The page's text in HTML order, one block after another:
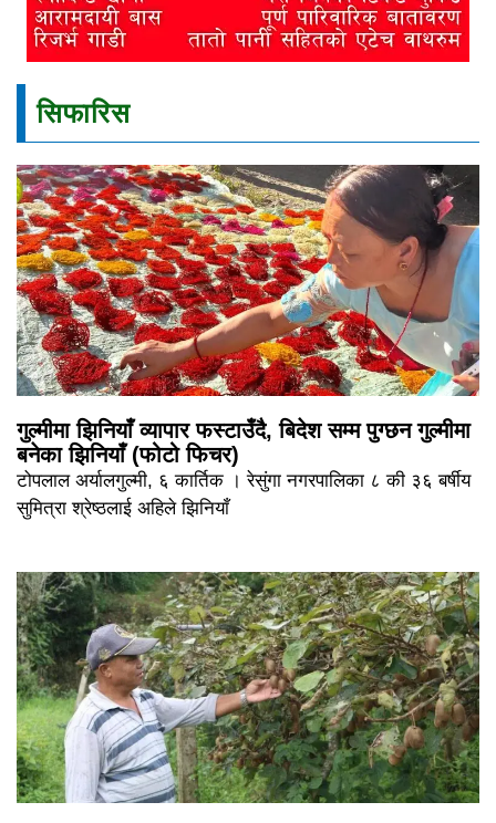
सिफारिस
गुल्मीमा झिनियाँ व्यापार फस्टाउँदै, बिदेश सम्म पुग्छन गुल्मीमा
बनेका झिनियाँ (फोटो फिचर)
टोपलाल अर्यालगुल्मी, ६ कार्तिक । रेसुंगा नगरपालिका ८ की ३६ बर्षीय
सुमित्रा श्रेष्ठलाई अहिले झिनियाँ